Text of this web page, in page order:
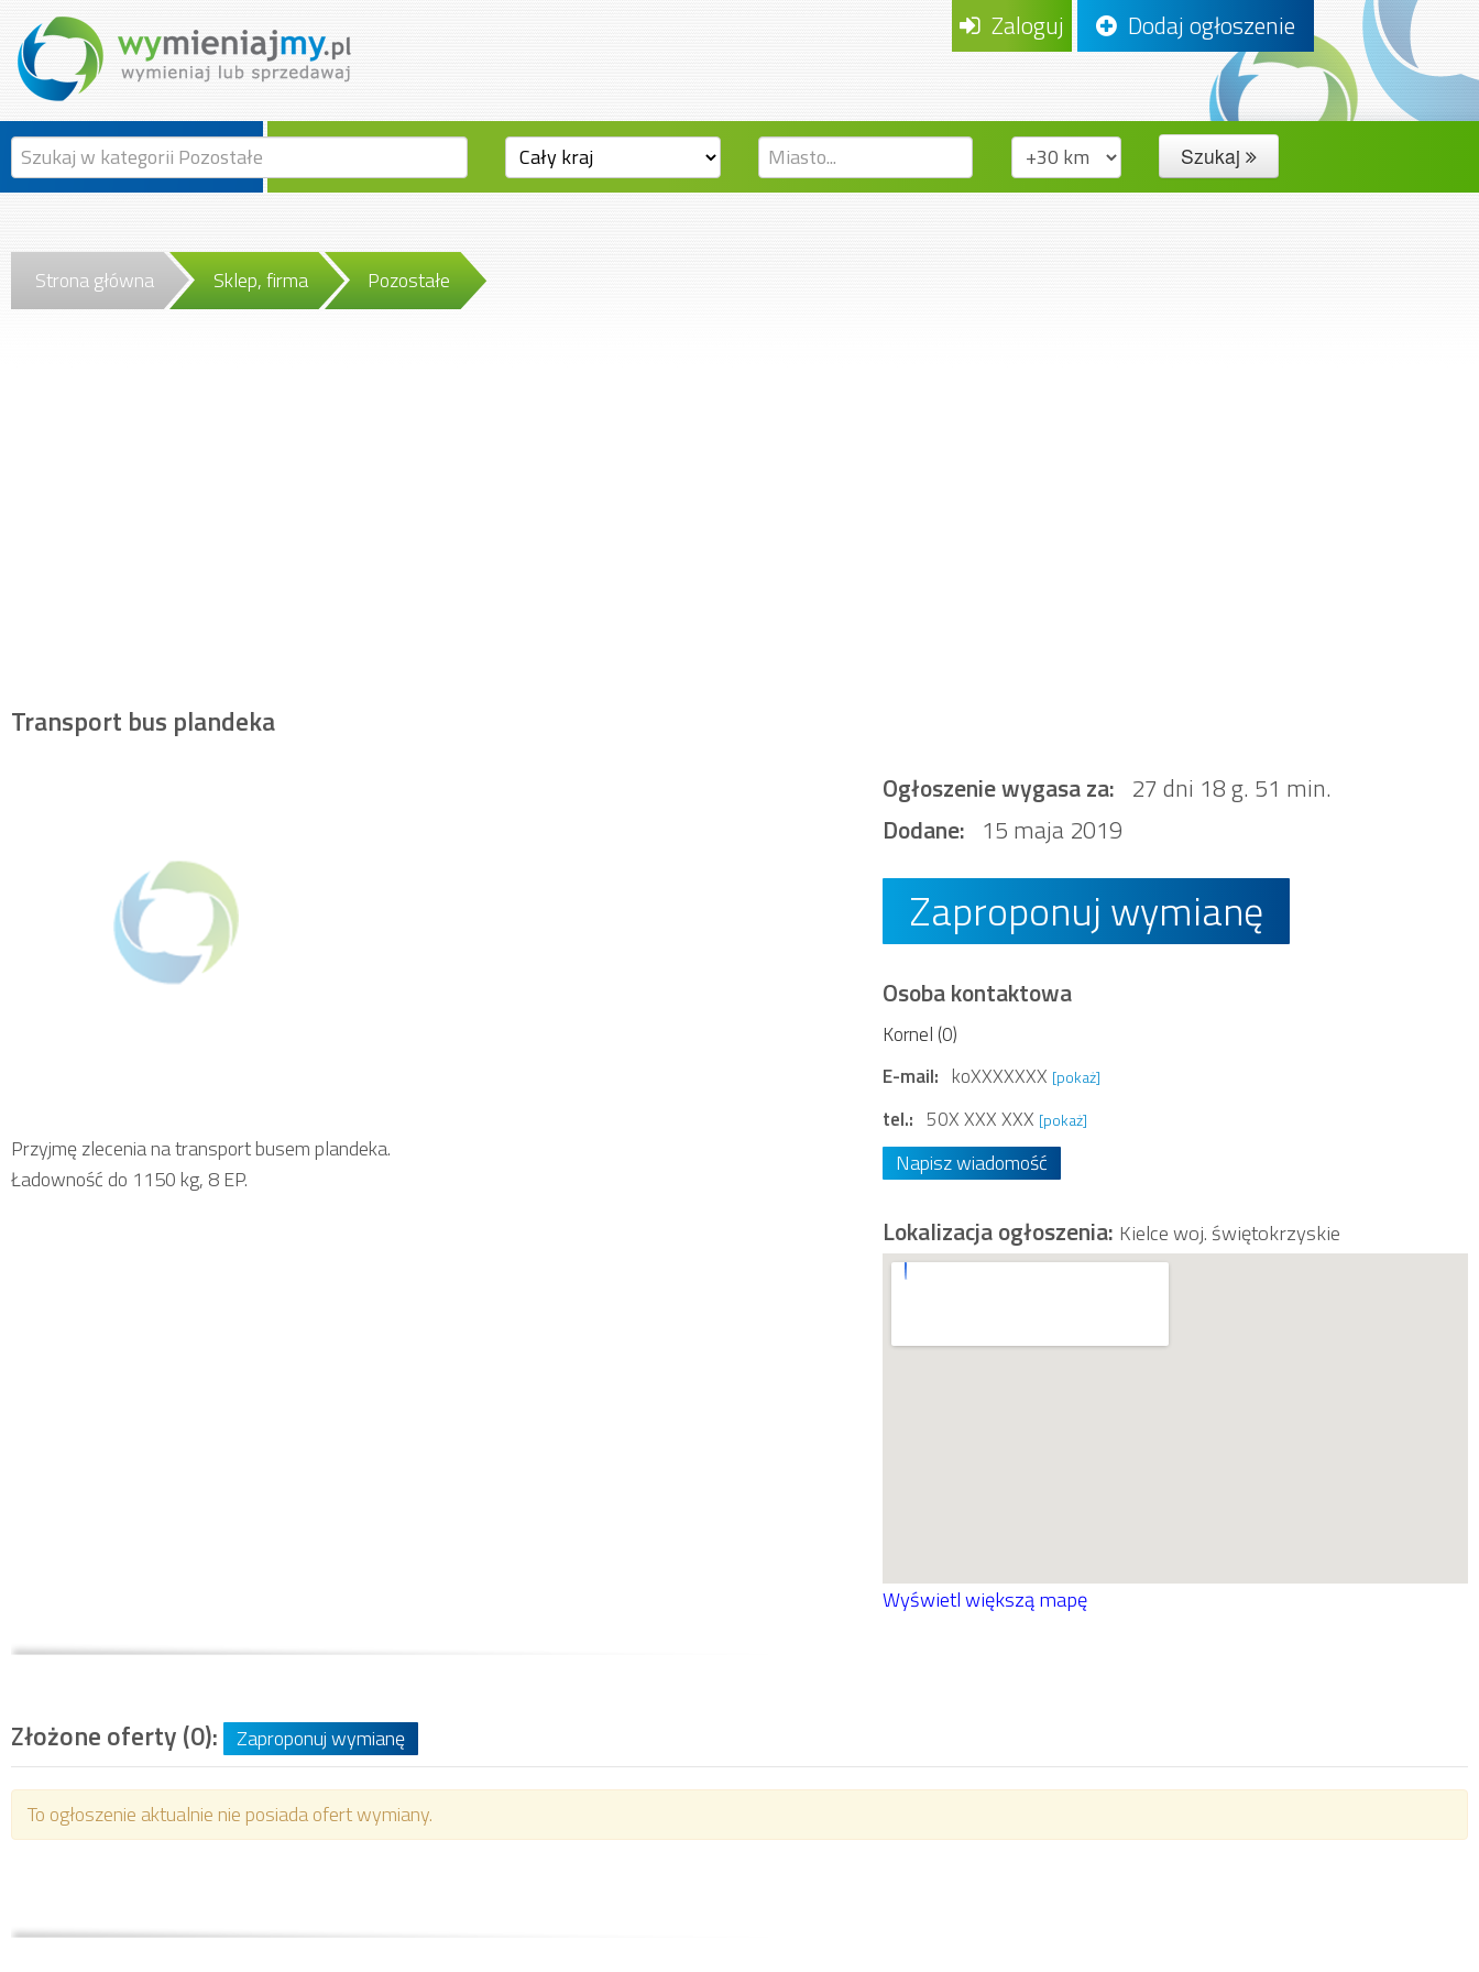
Zaloguj Dodaj ogłoszenie
Szukaj
Strona główna Sklep, firma Pozostałe
Transport bus plandeka
Przyjmę zlecenia na transport busem plandeka.
Ładowność do 1150 kg, 8 EP.
Ogłoszenie wygasa za: 27 dni 18 g. 51 min.
Dodane: 15 maja 2019
Zaproponuj wymianę
Osoba kontaktowa
Kornel (0)
E-mail: koXXXXXXX [pokaż]
tel.: 50X XXX XXX [pokaż]
Napisz wiadomość
Lokalizacja ogłoszenia: Kielce woj. świętokrzyskie
Wyświetl większą mapę
Złożone oferty (0): Zaproponuj wymianę
To ogłoszenie aktualnie nie posiada ofert wymiany.